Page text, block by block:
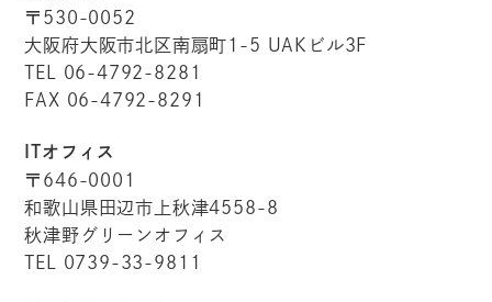
〒530-0052
大阪府大阪市北区南扇町1-5 UAKビル3F
TEL 06-4792-8281
FAX 06-4792-8291
ITオフィス
〒646-0001
和歌山県田辺市上秋津4558-8
秋津野グリーンオフィス
TEL 0739-33-9811